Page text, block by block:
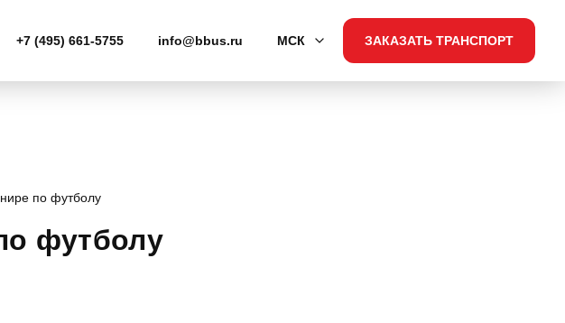
+7 (495) 661-5755 info@bbus.ru МСК ЗАКАЗАТЬ ТРАНСПОРТ
по футболу
футболу